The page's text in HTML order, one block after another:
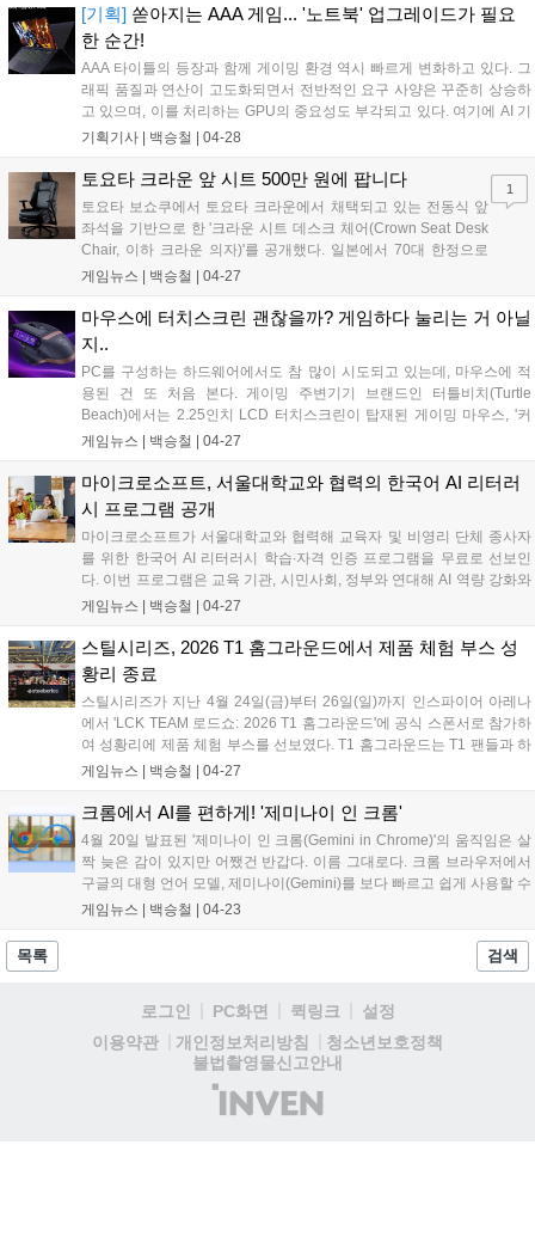
로지텍 플로우(Logitech Flow), 이지 스위치(Easy Switch), 액션 링
(Actions Ring) 등 다양한 기능을 통해 여러 기기와 어플리케이션을 하나
의 흐름으로 연결하는 작업 환경을 제공해왔다. 이를 통해 멀티 디바이
스 환경에서도 자연스럽고 일관된 사용자 경험을 선사한다. 지난해 9월
출시된 MX Master 4는 국내 사무용 마우스 판매 1위를 기록하며 높은
사용자 선호도를 입증했다....
[기획] 쏟아지는 AAA 게임... '노트북' 업그레이드가 필요
한 순간!
AAA 타이틀의 등장과 함께 게이밍 환경 역시 빠르게 변화하고 있다. 그
래픽 품질과 연산이 고도화되면서 전반적인 요구 사양은 꾸준히 상승하
고 있으며, 이를 처리하는 GPU의 중요성도 부각되고 있다. 여기에 AI 기
반 렌더링 기술이 확산되면서, 단순히 게임을 구동하는 수준을 넘어 안
이 됐다. 이러한 한계를 보완한 새로운 선택지로 '슬림 게이밍(Slim
Gaming)' 노트북이 떠오르고 있다....
기획기사 | 백승철 | 04-28
토요타 크라운 앞 시트 500만 원에 팝니다
토요타 보쇼쿠에서 토요타 크라운에서 채택되고 있는 전동식 앞
좌석을 기반으로 한 '크라운 시트 데스크 체어(Crown Seat Desk
Chair, 이하 크라운 의자)'를 공개했다. 일본에서 70대 한정으로
생산되며, 가격은 약 515만 원으로, 토요타 크라운 기본형의 대략
리, 그리고 킥은 안전벨트 버클인데, 그냥 모형이 아닌 USB-C 기
능을 지원한다. 전동 조절, 말 그대로 수동식이 아닌 전동식으로
등받이의 각도와 높이, 허리지지대, 기울기를 조절할 수 있는 기
능이다. 통풍과 열선의 경우 3단계 조절까지 가능하다....
게임뉴스 | 백승철 | 04-27
1
마우스에 터치스크린 괜찮을까? 게임하다 눌리는 거 아닐
지..
PC를 구성하는 하드웨어에서도 참 많이 시도되고 있는데, 마우스에 적
용된 건 또 처음 본다. 게이밍 주변기기 브랜드인 터틀비치(Turtle
Beach)에서는 2.25인치 LCD 터치스크린이 탑재된 게이밍 마우스, '커
맨드 시리즈 MC7 마우스(Command Series MC7 Mouse, 이하 MC7)'를
인치의 LCD 터치스크린이다. 기본적으로는 사용하고 있는 PC의 CPU
온도라던가, 터치가 가능함에 따라 마이크 및 음량 음소거 버튼 등을 넣
고 사용할 수 있다....
게임뉴스 | 백승철 | 04-27
마이크로소프트, 서울대학교와 협력의 한국어 AI 리터러
시 프로그램 공개
마이크로소프트가 서울대학교와 협력해 교육자 및 비영리 단체 종사자
를 위한 한국어 AI 리터러시 학습∙자격 인증 프로그램을 무료로 선보인
다. 이번 프로그램은 교육 기관, 시민사회, 정부와 연대해 AI 역량 강화와
공신력 있는 자격 인증 기회를 확대한다는 '마이크로소프트 엘리베이트
장과 사회 문제 해결 영역에서 변화를 이끄는 주체들의 책임 있는 AI 활
용을 지원하기 위해 마련됐다....
게임뉴스 | 백승철 | 04-27
스틸시리즈, 2026 T1 홈그라운드에서 제품 체험 부스 성
황리 종료
스틸시리즈가 지난 4월 24일(금)부터 26일(일)까지 인스파이어 아레나
에서 'LCK TEAM 로드쇼: 2026 T1 홈그라운드'에 공식 스폰서로 참가하
여 성황리에 제품 체험 부스를 선보였다. T1 홈그라운드는 T1 팬들과 하
나가 되는 축제의 장으로서 오프닝 공연, 정규 매치 경기, 이벤트 매치,
즈 역시 현장 브랜드 부스에서 아크티스 노바 7 Gen 2(Arctis Nova 7
Gen 2) 게이밍 헤드셋, 아크티스 노바 3(Arctis Nova 3) 무선 게이밍 헤
드셋, 에이펙스 프로 TKL Gen 3(Apex Pro TKL Gen 3) 게이밍 키보드,
에어록스 3 Gen 2(Aerox 3 Gen 2) 게이밍 마우스, QcK Pro 게이밍 마우
스패드 등 다양한 게이밍 기어 제품을 직접 체험하는 공간을 마련했다....
게임뉴스 | 백승철 | 04-27
크롬에서 AI를 편하게! '제미나이 인 크롬'
4월 20일 발표된 '제미나이 인 크롬(Gemini in Chrome)'의 움직임은 살
짝 늦은 감이 있지만 어쨌건 반갑다. 이름 그대로다. 크롬 브라우저에서
구글의 대형 언어 모델, 제미나이(Gemini)를 보다 빠르고 쉽게 사용할 수
있다. 최신 AI 기능(제미나이 3.1)을 기반으로 한 해당 업데이트는 데스
널을 활용하여 별도의 탭 전환 없이 웹 콘텐츠를 바로 활용할 수 있다. 또
한 지메일, 지도, 캘린더, 유튜브 등 다양한 구글의 업무 및 일상 도구를
수 있도록 돕는다....
게임뉴스 | 백승철 | 04-23
목록 검색
로그인 PC화면 퀵링크
설정
이용약관
개인정보처리방침
청소년보호정책
불법촬영물신고안내
(주)
인